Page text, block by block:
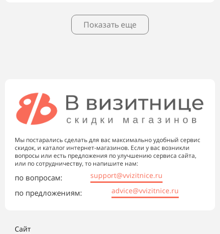
Показать еще
Мы постарались сделать для вас максимально удобный сервис
скидок, и каталог интернет-магазинов. Если у вас возникли
вопросы или есть предложения по улучшению сервиса сайта,
или по сотрудничеству, то напишите нам:
по вопросам: support@vvizitnice.ru
по предложениям: advice@vvizitnice.ru
Сайт